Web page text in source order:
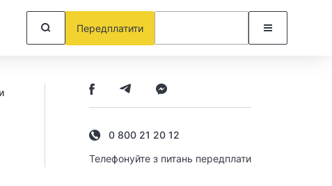
Передплатити
0 800 21 20 12
Телефонуйте з питань передплати